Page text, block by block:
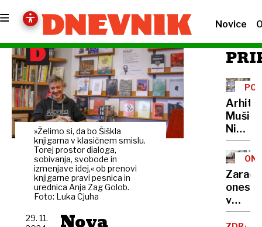
Novice
»Želimo si, da bo Šiškla
knjigarna v klasičnem smislu.
Torej prostor dialoga,
sobivanja, svobode in
izmenjave idej,« ob prenovi
knjigarne pravi pesnica in
urednica Anja Zag Golob.
Foto: Luka Cjuha
29. 11.
Mušič:
Nikoli
nisem
da je
to v
moji
Zaradi
v
delu